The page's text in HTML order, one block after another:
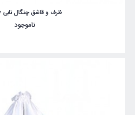
ظرف و قاشق چنگال نابی Nuby
ناموجود